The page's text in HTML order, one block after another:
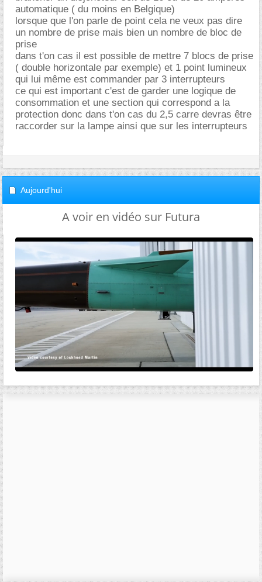
automatique ( du moins en Belgique)
lorsque que l'on parle de point cela ne veux pas dire
un nombre de prise mais bien un nombre de bloc de
prise
dans t'on cas il est possible de mettre 7 blocs de prise
( double horizontale par exemple) et 1 point lumineux
qui lui même est commander par 3 interrupteurs
ce qui est important c'est de garder une logique de
consommation et une section qui correspond a la
protection donc dans t'on cas du 2,5 carre devras être
raccorder sur la lampe ainsi que sur les interrupteurs
Aujourd'hui
A voir en vidéo sur Futura